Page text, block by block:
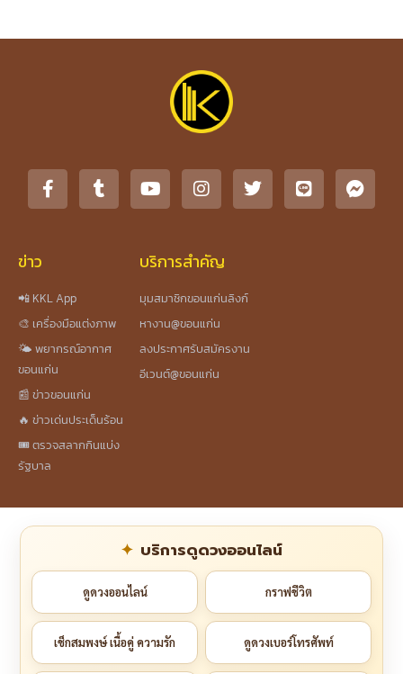
ข่าว
📲 KKL App
🎨 เครื่องมือแต่งภาพ
🌤️ พยากรณ์อากาศ
ขอนแก่น
📰 ข่าวขอนแก่น
🔥 ข่าวเด่นประเด็นร้อน
🎟️ ตรวจสลากกินแบ่ง
รัฐบาล
บริการสำคัญ
มุมสมาชิกขอนแก่นลิงก์
หางาน@ขอนแก่น
ลงประกาศรับสมัครงาน
อีเวนต์@ขอนแก่น
บริการดูดวงออนไลน์
ดูดวงออนไลน์ กราฟชีวิต
เช็กสมพงษ์ เนื้อคู่ ความรัก ดูดวงเบอร์โทรศัพท์